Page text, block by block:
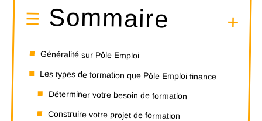
Sommaire
Généralité sur Pôle Emploi
Les types de formation que Pôle Emploi finance
Déterminer votre besoin de formation
Construire votre projet de formation